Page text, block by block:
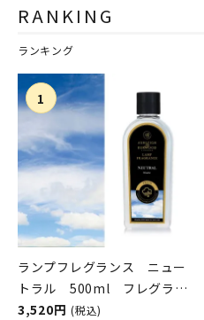
RANKING
ランキング
ランプフレグランス ニュー
トラル 500ml フレグラン
スランプ用オイル
3,520円 (税込)